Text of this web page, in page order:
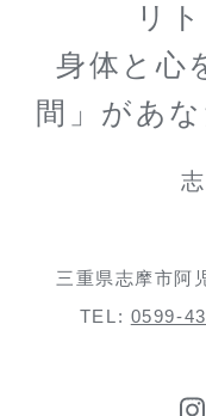
リ
身体と心
間」があ
三重県志摩市阿
TEL: 0599-